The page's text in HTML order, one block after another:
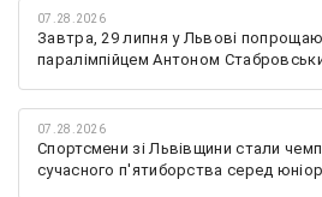
07.28.2026
Завтра, 29 липня у Львові
паралімпійцем Антоном
07.28.2026
Спортсмени зі Львівщини стали
сучасного п'ятиборства серед